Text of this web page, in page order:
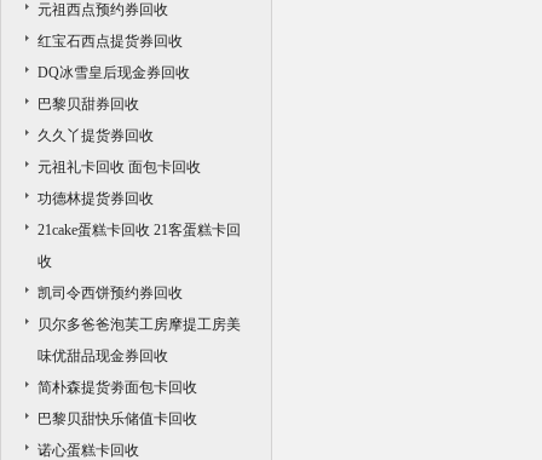
元祖西点预约券回收
红宝石西点提货券回收
DQ冰雪皇后现金券回收
巴黎贝甜券回收
久久丫提货券回收
元祖礼卡回收 面包卡回收
功德林提货券回收
21cake蛋糕卡回收 21客蛋糕卡回
收
凯司令西饼预约券回收
贝尔多爸爸泡芙工房摩提工房美
味优甜品现金券回收
简朴森提货劵面包卡回收
巴黎贝甜快乐储值卡回收
诺心蛋糕卡回收